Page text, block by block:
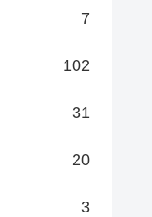
7
102
31
20
3